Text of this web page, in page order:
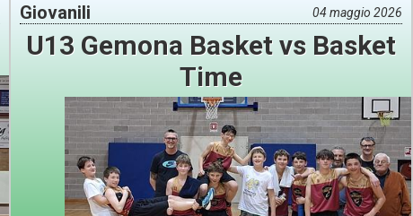
Giovanili 04 maggio 2026
U13 Gemona Basket vs Basket
Time